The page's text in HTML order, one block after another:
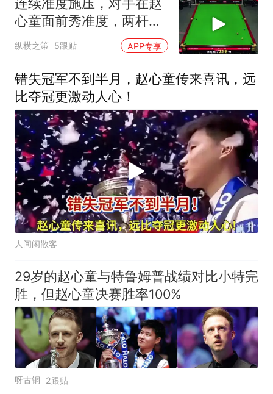
心童面前秀准度，两杆带
口球直接绝望
纵横之策 5跟贴 APP专享
错失冠军不到半月，赵心童传来喜讯，远
比夺冠更激动人心！
人间闲散客
29岁的赵心童与特鲁姆普战绩对比小特完
胜，但赵心童决赛胜率100%
呀古铜 2跟贴